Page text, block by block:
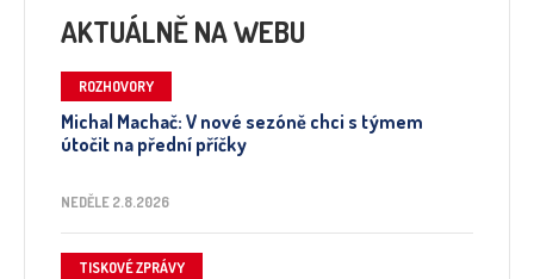
AKTUÁLNĚ NA WEBU
ROZHOVORY
Michal Machač: V nové sezóně chci s týmem
útočit na přední příčky
NEDĚLE 2.8.2026
TISKOVÉ ZPRÁVY